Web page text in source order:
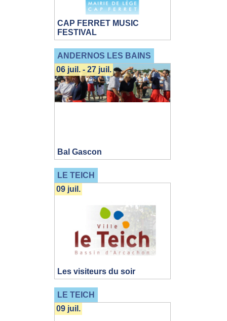
CAP FERRET MUSIC
FESTIVAL
ANDERNOS LES BAINS
Bal Gascon
06 juil. - 27 juil.
LE TEICH
Les visiteurs du soir
09 juil.
LE TEICH
09 juil.